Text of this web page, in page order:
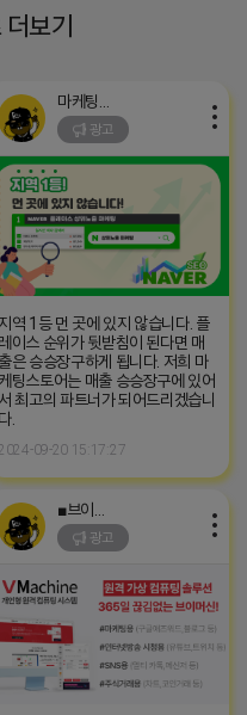
보기
광고
지역 1등 먼 곳에 있지 않습니다. 플
레이스 순위가 뒷받침이 된다면 매
출은 승승장구하게 됩니다. 저희 마
케팅스토어는 매출 승승장구에 있어
서 최고의 파트너가 되어드리겠습니
다.
09-20 15:17:27
광고